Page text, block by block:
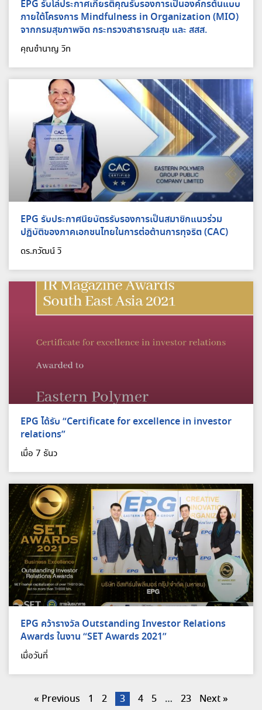
EPG รับโล่ประกาศเกียรติคุณรับรองการเป็นองค์กรต้นแบบ
ภายใต้โครงการ Mindfulness in Organization (MIO)
จากกรมสุขภาพจิต กระทรวงสาธารณสุข และ สสส.
คุณชำนาญ วิท
EPG รับประกาศนียบัตรรับรองการเป็นสมาชิกแนวร่วม
ปฏิบัติของภาคเอกชนไทยในการต่อต้านการทุจริต (CAC)
ดร.ภวัฒน์ วิ
EPG ได้รับ “Certificate for excellence in investor
relations”
เมื่อ 7 ธันว
EPG คว้ารางวัล Outstanding Investor Relations
Awards ในงาน “SET Awards 2021”
เมื่อวันที่
« Previous 1 2 3 4 5 … 23 Next »